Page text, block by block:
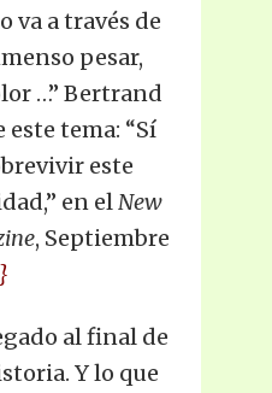
va a través de
pesar,
…” Bertrand
este tema: “Sí
este
en elNew
, Septiembre
al final de
Y lo que